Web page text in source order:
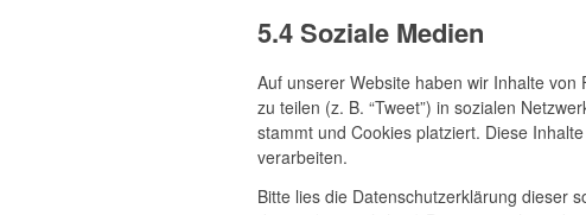
5.4 Soziale Medien
Auf unserer Website haben wir Inhalte von
zu teilen (z. B. “Tweet”) in sozialen
stammt und Cookies platziert. Diese
verarbeiten.
Bitte lies die Datenschutzerklärung dieser